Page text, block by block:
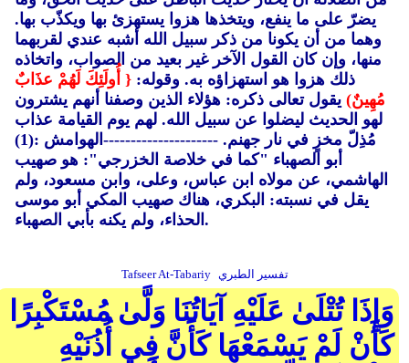
يضرّ على ما ينفع، ويتخذها هزوا يستهزئ بها ويكذّب بها.
وهما من أن يكونا من ذكر سبيل الله أشبه عندي لقربهما
منها، وإن كان القول الآخر غير بعيد من الصواب، واتخاذه
ذلك هزوا هو استهزاؤه به. وقوله: { أُولَئِكَ لَهُمْ عذَابٌ
مُهِينٌ) يقول تعالى ذكره: هؤلاء الذين وصفنا أنهم يشترون
لهو الحديث ليضلوا عن سبيل الله. لهم يوم القيامة عذاب
مُذِلّ مخزٍ في نار جهنم. ---------------------الهوامش :(1)
أبو الصهباء "كما في خلاصة الخزرجي": هو صهيب
الهاشمي، عن مولاه ابن عباس، وعلى، وابن مسعود، ولم
يقل في نسبته: البكري، هناك صهيب المكي أبو موسى
الحذاء، ولم يكنه بأبي الصهباء.
Tafseer At-Tabariy تفسير الطبري
وَإِذَا تُتْلَىٰ عَلَيْهِ آيَاتُنَا وَلَّىٰ مُسْتَكْبِرًا
كَأَنْ لَمْ يَسْمَعْهَا كَأَنَّ فِي أُذُنَيْهِ